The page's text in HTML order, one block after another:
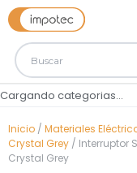
Cargando categorias...
Inicio / Materiales
Crystal Grey / Interruptor
Crystal Grey